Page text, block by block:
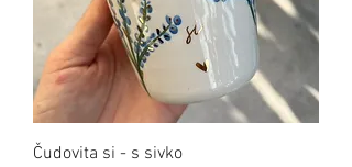
Čudovita si - s sivko